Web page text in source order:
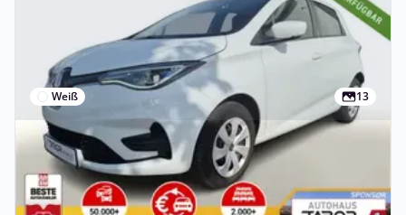
Weiß 13
Gewerbe
Renault ZOE ZE50 R110 Experience Kauf-
Bat. LED Nav PDC